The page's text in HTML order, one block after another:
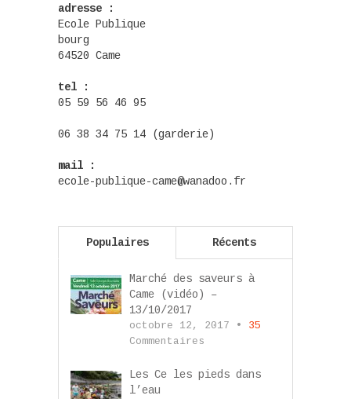
adresse :
Ecole Publique
bourg
64520 Came
tel :
05 59 56 46 95
06 38 34 75 14 (garderie)
mail :
ecole-publique-came@wanadoo.fr
Populaires Récents
Marché des saveurs à
Came (vidéo) –
13/10/2017
octobre 12, 2017 • 35
Commentaires
Les Ce les pieds dans
l’eau